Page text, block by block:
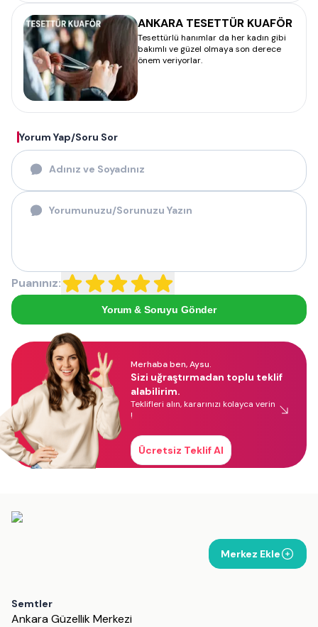
ANKARA TESETTÜR KUAFÖR
Tesettürlü hanımlar da her kadın gibi
bakımlı ve güzel olmaya son derece
önem veriyorlar.
Yorum Yap/Soru Sor
Puanınız:
Yorum & Soruyu Gönder
Merhaba ben, Aysu.
Sizi uğraştırmadan toplu teklif
alabilirim.
Teklifleri alın, kararınızı kolayca verin
!
Ücretsiz Teklif Al
Merkez Ekle
Semtler
Ankara Güzellik Merkezi